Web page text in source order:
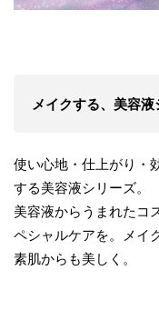
メイクする、美容液
使い心地・仕上がり・
する美容液シリーズ。
美容液からうまれたコ
ペシャルケアを。メイ
素肌からも美しく。